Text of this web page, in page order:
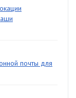
почты для